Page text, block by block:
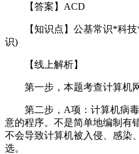
【答案】ACD
【知识点】公基常识*科技*
识)
【线上解析】
第一步，本题考查计算机网
第二步，A项：计算机病毒
意的程序。不是简单地编制有
不会导致计算机被入侵、感染
选。